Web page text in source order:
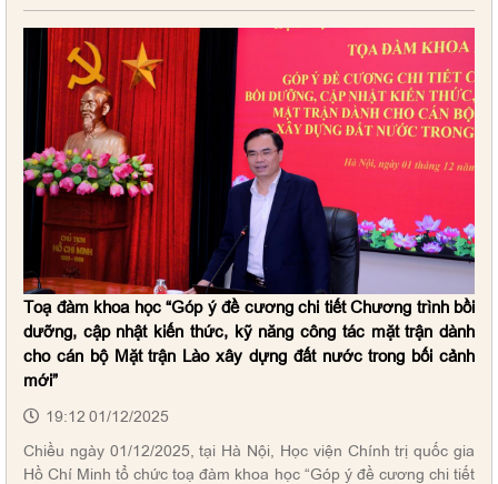
Toạ đàm khoa học “Góp ý đề cương chi tiết Chương trình bồi
dưỡng, cập nhật kiến thức, kỹ năng công tác mặt trận dành
cho cán bộ Mặt trận Lào xây dựng đất nước trong bối cảnh
mới”
19:12 01/12/2025
Chiều ngày 01/12/2025, tại Hà Nội, Học viện Chính trị quốc gia
Hồ Chí Minh tổ chức toạ đàm khoa học “Góp ý đề cương chi tiết